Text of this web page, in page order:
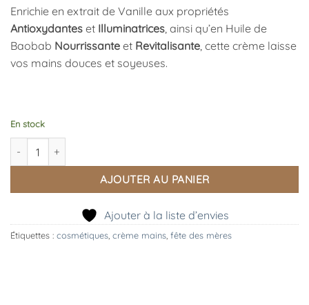
Enrichie en extrait de Vanille aux propriétés
Antioxydantes et Illuminatrices, ainsi qu’en Huile de
Baobab Nourrissante et Revitalisante, cette crème laisse
vos mains douces et soyeuses.
En stock
AJOUTER AU PANIER
Ajouter à la liste d’envies
Étiquettes : cosmétiques, crème mains, fête des mères